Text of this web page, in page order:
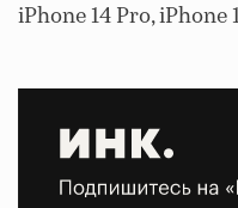
iPhone 14 Pro, iPhone